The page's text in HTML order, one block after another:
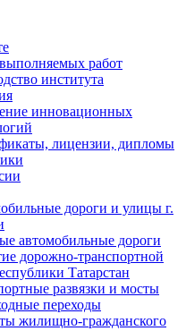
работ
института
инновационных
лицензии, дипломы
дороги и улицы г.
автомобильные дороги
дорожно-транспортной
Татарстан
развязки и мосты
переходы
жилищно-гражданского